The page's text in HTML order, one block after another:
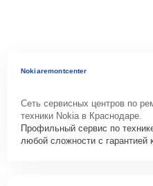
Nokiaremontcenter
Сеть сервисных центров по
техники Nokia в Краснодаре.
Профильный сервис по
любой сложности с гарантией